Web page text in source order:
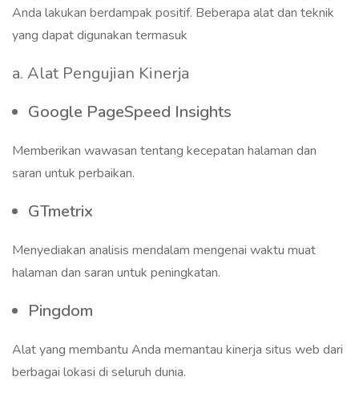
Anda lakukan berdampak positif. Beberapa alat dan teknik
yang dapat digunakan termasuk
a. Alat Pengujian Kinerja
Google PageSpeed Insights
Memberikan wawasan tentang kecepatan halaman dan
saran untuk perbaikan.
GTmetrix
Menyediakan analisis mendalam mengenai waktu muat
halaman dan saran untuk peningkatan.
Pingdom
Alat yang membantu Anda memantau kinerja situs web dari
berbagai lokasi di seluruh dunia.